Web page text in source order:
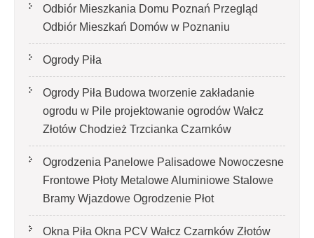
Odbiór Mieszkania Domu Poznań Przegląd
Odbiór Mieszkań Domów w Poznaniu
Ogrody Piła
Ogrody Piła Budowa tworzenie zakładanie
ogrodu w Pile projektowanie ogrodów Wałcz
Złotów Chodzież Trzcianka Czarnków
Ogrodzenia Panelowe Palisadowe Nowoczesne
Frontowe Płoty Metalowe Aluminiowe Stalowe
Bramy Wjazdowe Ogrodzenie Płot
Okna Piła Okna PCV Wałcz Czarnków Złotów